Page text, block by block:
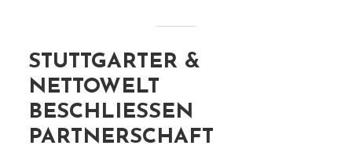
STUTTGARTER &
NETTOWELT
BESCHLIESSEN P
ARTNERSCHAFT